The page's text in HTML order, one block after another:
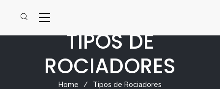
TIPOS DE
ROCIADORES
Home / Tipos de Rociadores